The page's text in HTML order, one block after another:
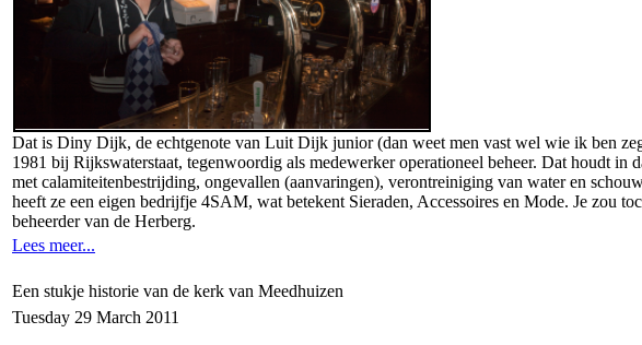
Dat is Diny Dijk, de echtgenote van Luit Dijk junior (dan weet men vast wel wie ik ben
1981 bij Rijkswaterstaat, tegenwoordig als medewerker operationeel beheer. Dat houdt
met calamiteitenbestrijding, ongevallen (aanvaringen), verontreiniging van water en
heeft ze een eigen bedrijfje 4SAM, wat betekent Sieraden, Accessoires en Mode. Je zou
beheerder van de Herberg.
Lees meer...
Een stukje historie van de kerk van Meedhuizen
Tuesday 29 March 2011